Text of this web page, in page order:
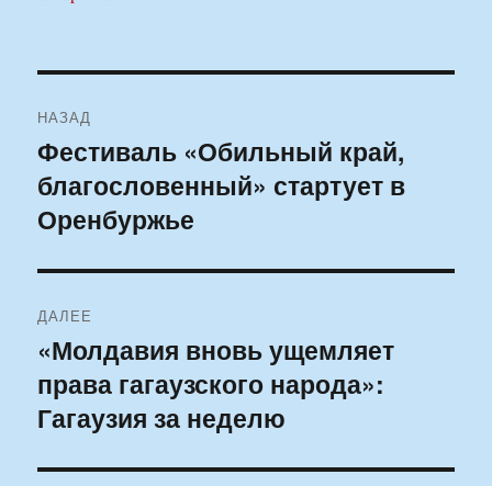
по
записям
НАЗАД
Предыдущая
запись:
Фестиваль «Обильный край,
благословенный» стартует в
Оренбуржье
ДАЛЕЕ
Следующая
запись:
«Молдавия вновь ущемляет
права гагаузского народа»:
Гагаузия за неделю